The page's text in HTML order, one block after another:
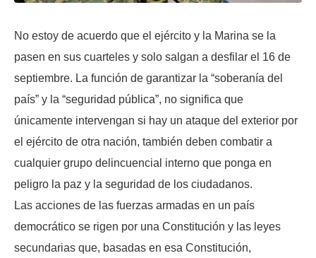
No estoy de acuerdo que el ejército y la Marina se la
pasen en sus cuarteles y solo salgan a desfilar el 16 de
septiembre. La función de garantizar la “soberanía del
país” y la “seguridad pública”, no significa que
únicamente intervengan si hay un ataque del exterior por
el ejército de otra nación, también deben combatir a
cualquier grupo delincuencial interno que ponga en
peligro la paz y la seguridad de los ciudadanos.
Las acciones de las fuerzas armadas en un país
democrático se rigen por una Constitución y las leyes
secundarias que, basadas en esa Constitución,